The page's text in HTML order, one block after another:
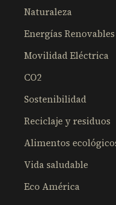
Naturaleza
Energías Renovables
Movilidad Eléctrica
CO2
Sostenibilidad
Reciclaje y residuos
Alimentos
Vida saludable
Eco América